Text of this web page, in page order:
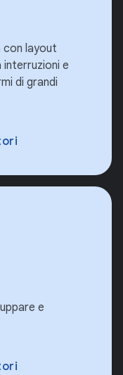
con layout
interruzioni e
di grandi
e